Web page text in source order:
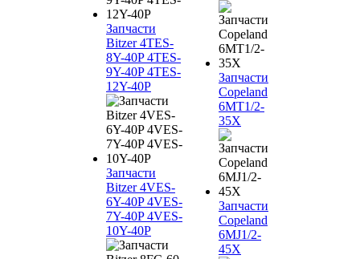
Запчасти
Bitzer 4TES-
8Y-40P 4TES-
9Y-40P 4TES-
12Y-40P
Запчасти
Bitzer 4VES-
6Y-40P 4VES-
7Y-40P 4VES-
10Y-40P
Запчасти
Copeland
6MT1/2-
35X
Запчасти
Copeland
6MJ1/2-
45X